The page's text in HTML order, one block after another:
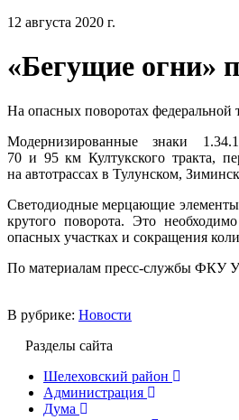
12 августа 2020 г.
«Бегущие огни»
На опасных поворотах федеральной
Модернизированные знаки
70 и 95 км Култукского тракта,
на автотрассах в Тулунском,
Светодиодные мерцающие
крутого поворота. Это
опасных участках и сокращения
По материалам пресс-службы ФКУ
В рубрике: Новости
Разделы сайта
Шелеховский район
Администрация
Дума